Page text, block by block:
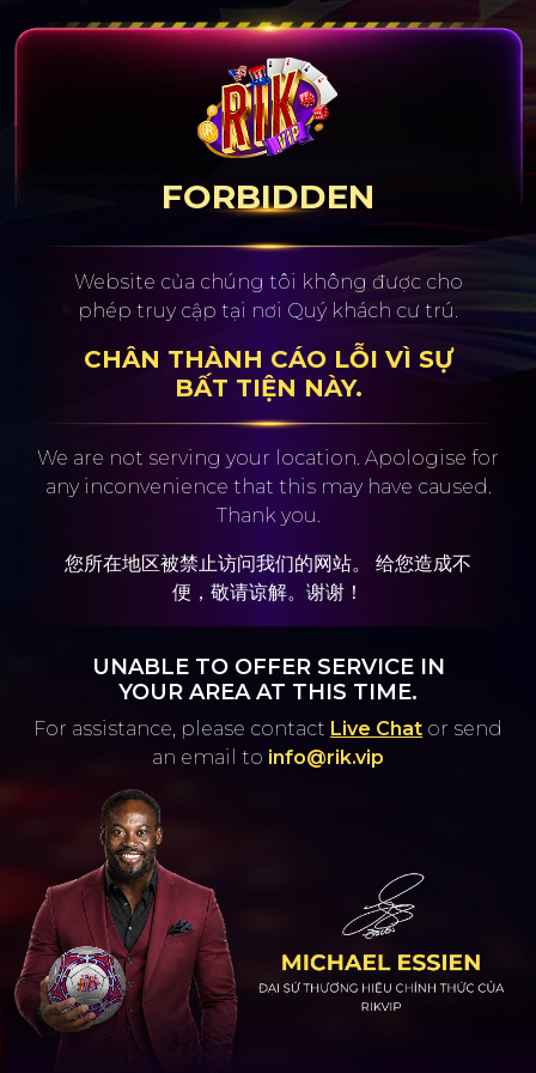
FORBIDDEN
Website của chúng tôi không được cho
phép truy cập tại nơi Quý khách cư trú.
CHÂN THÀNH CÁO LỖI VÌ SỰ
BẤT TIỆN NÀY.
We are not serving your location. Apologise for
any inconvenience that this may have caused.
Thank you.
您所在地区被禁止访问我们的网站。 给您造成不
便，敬请谅解。谢谢！
UNABLE TO OFFER SERVICE IN
YOUR AREA AT THIS TIME.
For assistance, please contact Live Chat or send
an email to info@rik.vip